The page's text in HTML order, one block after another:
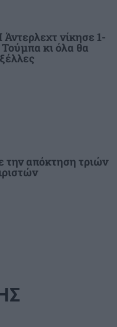
Allou! Fun Park - Η
νίκησε 1-
κι όλα θα
απόκτηση τριών